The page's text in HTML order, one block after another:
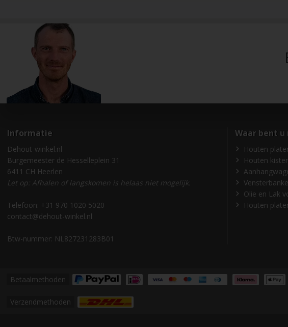
Informatie
Dehout-winkel.nl
Burgemeester de Hesselleplein 31
6411 CH Heerlen
Let op: Afhalen of langskomen is helaas niet mogelijk.
Telefoon: +31 970 1020 5020
contact@dehout-winkel.nl
Btw-nummer: NL827231283B01
Waar bent u
Houten
Houten
Olie en Lak
Houten
Betaalmethoden
Verzendmethoden